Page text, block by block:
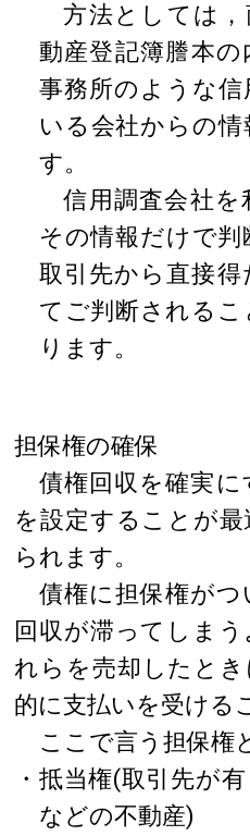
方法としては
動産登記簿謄本
事務所のような
いる会社からの
す。
信用調査会社を
その情報だけで判
取引先から直接
てご判断される
ります。
担保権の確保
債権回収を確実
を設定することが
られます。
債権に担保権が
回収が滞ってしま
れらを売却したと
的に支払いを受ける
ここで言う担保権
・抵当権(取引先が
などの不動産)